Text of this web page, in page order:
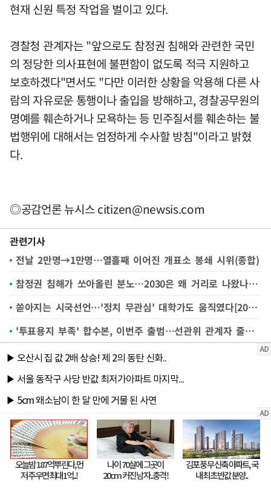
현재 신원 특정 작업을 벌이고 있다.
경찰청 관계자는 "앞으로도 참정권 침해와 관련한 국민
의 정당한 의사표현에 불편함이 없도록 적극 지원하고
보호하겠다"면서도 "다만 이러한 상황을 악용해 다른 사
람의 자유로운 통행이나 출입을 방해하고, 경찰공무원의
명예를 훼손하거나 모욕하는 등 민주질서를 훼손하는 불
법행위에 대해서는 엄정하게 수사할 방침"이라고 밝혔
다.
◎공감언론 뉴시스citizen@newsis.com
관련기사
전날 2만명→1만명…열흘째 이어진 개표소 봉쇄 시위(종합)
참정권 침해가 쏘아올린 분노…2030은 왜 거리로 나왔나[2030 시위①]
쏟아지는 시국선언…'정치 무관심' 대학가도 움직였다[2030 시위②]
'투표용지 부족' 합수본, 이번주 출범…선관위 관계자 줄소환 예고